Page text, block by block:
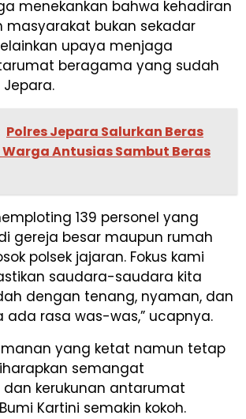
menekankan bahwa kehadiran
masyarakat bukan sekadar
upaya menjaga
beragama yang sudah
Polres Jepara Salurkan Beras
Warga Antusias Sambut Beras
139 personel yang
gereja besar maupun rumah
polsek jajaran. Fokus kami
saudara-saudara kita
dengan tenang, nyaman, dan
ada rasa was-was,” ucapnya.
yang ketat namun tetap
semangat
kerukunan antarumat
Kartini semakin kokoh.